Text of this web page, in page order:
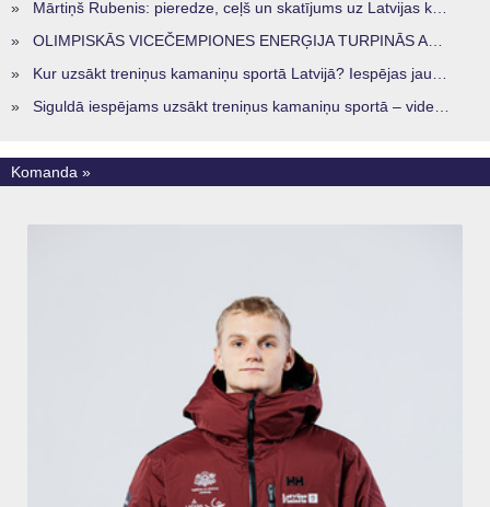
» Mārtiņš Rubenis: pieredze, ceļš un skatījums uz Latvijas kamaniņu sportu
» OLIMPISKĀS VICEČEMPIONES ENERĢIJA TURPINĀS ARĪ STARPSEZONĀ
» Kur uzsākt treniņus kamaniņu sportā Latvijā? Iespējas jaunajiem sportistiem visos reģionos
» Siguldā iespējams uzsākt treniņus kamaniņu sportā – vide, kur veidojas nākamā sportistu paaudze
Komanda »